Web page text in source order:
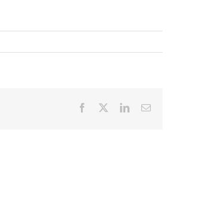
Facebook LinkedInEmail